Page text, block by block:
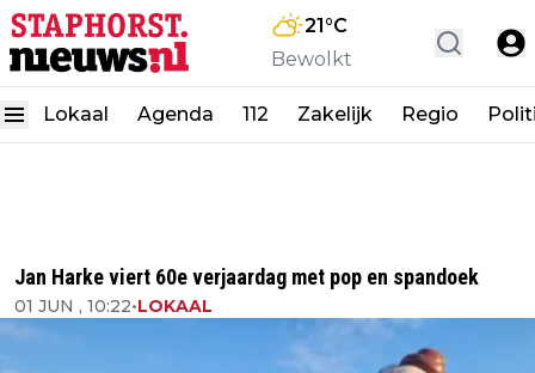
21°C
Bewolkt
Lokaal Agenda 112 Zakelijk Regio
Jan Harke viert 60e verjaardag met pop en spandoek
01 JUN , 10:22•LOKAAL